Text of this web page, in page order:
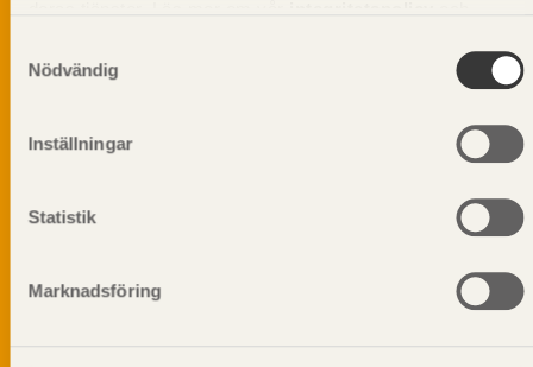
Nödvändig
Inställningar
Statistik
Marknadsföring
egenskaper.
informationsutskick!